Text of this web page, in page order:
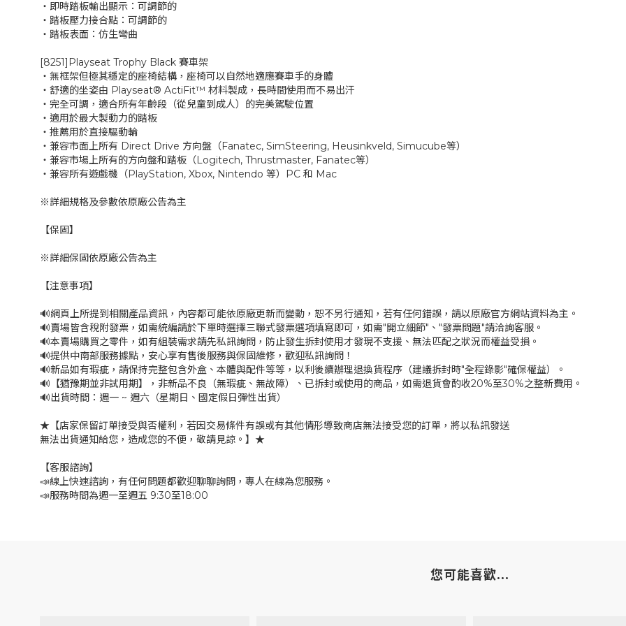
‧即時踏板輸出顯示：可調節的
‧踏板壓力接合點：可調節的
‧踏板表面：仿生彎曲
[8251]Playseat Trophy Black 賽車架
‧無框架但極其穩定的座椅結構，座椅可以自然地適應賽車手的身體
‧舒適的坐姿由 Playseat® ActiFit™ 材料製成，長時間使用而不易出汗
‧完全可調，適合所有年齡段（從兒童到成人）的完美駕駛位置
‧適用於最大製動力的踏板
‧推薦用於直接驅動輪
‧兼容市面上所有 Direct Drive 方向盤（Fanatec, SimSteering, Heusinkveld, Simucube等）
‧兼容市場上所有的方向盤和踏板（Logitech, Thrustmaster, Fanatec等）
‧兼容所有遊戲機（PlayStation, Xbox, Nintendo 等）PC 和 Mac
※詳細規格及參數依原廠公告為主
【保固】
※詳細保固依原廠公告為主
【注意事項】
🔊網頁上所提到相關產品資訊，內容都可能依原廠更新而變動，恕不另行通知，若有任何錯誤，請以原廠官方網站資料為主。
🔊賣場皆含稅附發票，如需統編請於下單時選擇三聯式發票選項填寫即可，如需"開立細節"、"發票問題"請洽詢客服。
🔊本賣場購買之零件，如有組裝需求請先私訊詢問，防止發生拆封使用才發現不支援、無法匹配之狀況而權益受損。
🔊提供中南部服務據點，安心享有售後服務與保固維修，歡迎私訊詢問！
🔊新品如有瑕疵，請保持完整包含外盒、本體與配件等等，以利後續辦理退換貨程序（建議拆封時"全程錄影"確保權益）。
🔊【猶豫期並非試用期】，非新品不良（無瑕疵、無故障）、已拆封或使用的商品，如需退貨會酌收20%至30%之整新費用。
🔊出貨時間：週一 ~ 週六（星期日、國定假日彈性出貨）
★【店家保留訂單接受與否權利，若因交易條件有誤或有其他情形導致商店無法接受您的訂單，將以私訊發送
無法出貨通知給您，造成您的不便，敬請見諒。】★
【客服諮詢】
📣線上快速諮詢，有任何問題都歡迎聊聊詢問，專人在線為您服務。
📣服務時間為週一至週五 9:30至18:00
您可能喜歡...